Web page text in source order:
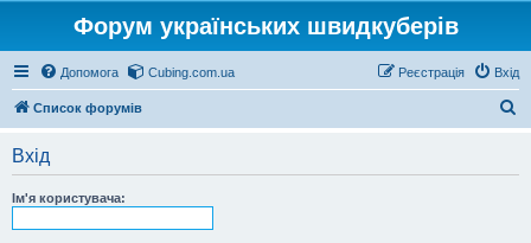
Форум українських швидкуберів
Допомога Cubing.com.ua Вхід
Реєстрація
Список форумів
Вхід
Ім'я користувача: